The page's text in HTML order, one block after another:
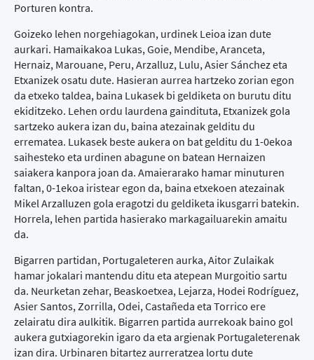
Porturen kontra.
Goizeko lehen norgehiagokan, urdinek Leioa izan dute
aurkari. Hamaikakoa Lukas, Goie, Mendibe, Aranceta,
Hernaiz, Marouane, Peru, Arzalluz, Lulu, Asier Sánchez eta
Etxanizek osatu dute. Hasieran aurrea hartzeko zorian egon
da etxeko taldea, baina Lukasek bi geldiketa on burutu ditu
ekiditzeko. Lehen ordu laurdena gaindituta, Etxanizek gola
sartzeko aukera izan du, baina atezainak gelditu du
errematea. Lukasek beste aukera on bat gelditu du 1-0ekoa
saihesteko eta urdinen abagune on batean Hernaizen
saiakera kanpora joan da. Amaierarako hamar minuturen
faltan, 0-1ekoa iristear egon da, baina etxekoen atezainak
Mikel Arzalluzen gola eragotzi du geldiketa ikusgarri batekin.
Horrela, lehen partida hasierako markagailuarekin amaitu
da.
Bigarren partidan, Portugaleteren aurka, Aitor Zulaikak
hamar jokalari mantendu ditu eta atepean Murgoitio sartu
da. Neurketan zehar, Beaskoetxea, Lejarza, Hodei Rodríguez,
Asier Santos, Zorrilla, Odei, Castañeda eta Torrico ere
zelairatu dira aulkitik. Bigarren partida aurrekoak baino gol
aukera gutxiagorekin igaro da eta argienak Portugaleterenak
izan dira. Urbinaren bitartez aurreratzea lortu dute